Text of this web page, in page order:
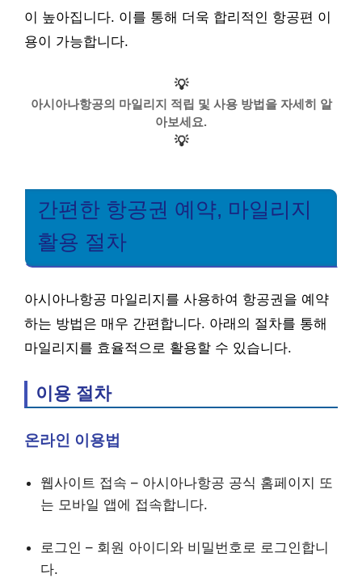
이 높아집니다. 이를 통해 더욱 합리적인 항공편 이
용이 가능합니다.
💡
아시아나항공의 마일리지 적립 및 사용 방법을 자세히 알
아보세요.
💡
간편한 항공권 예약, 마일리지
활용 절차
아시아나항공 마일리지를 사용하여 항공권을 예약
하는 방법은 매우 간편합니다. 아래의 절차를 통해
마일리지를 효율적으로 활용할 수 있습니다.
이용 절차
온라인 이용법
웹사이트 접속 – 아시아나항공 공식 홈페이지 또
는 모바일 앱에 접속합니다.
로그인 – 회원 아이디와 비밀번호로 로그인합니
다.